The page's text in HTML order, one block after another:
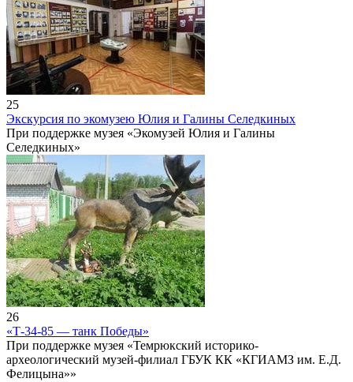
25
Экскурсия по экомузею Юлия и Галины Селедкиных
При поддержке музея «Экомузей Юлия и Галины
Селедкиных»
26
«Т-34-85 — танк Победы»
При поддержке музея «Темрюкский историко-
археологический музей-филиал ГБУК КК «КГИАМЗ им. Е.Д.
Фелицына»»